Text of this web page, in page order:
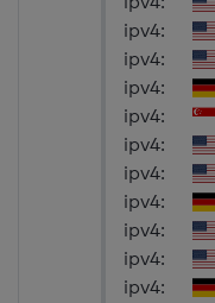
ipv4:
ipv4:
ipv4:
ipv4:
ipv4:
ipv4:
ipv4:
ipv4:
ipv4:
ipv4: